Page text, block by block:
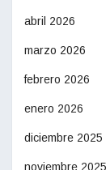
abril 2026
marzo 2026
febrero 2026
enero 2026
diciembre 2025
noviembre 2025